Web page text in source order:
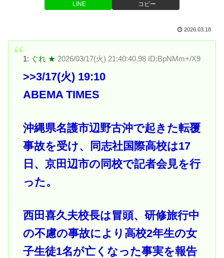
LINE コピー
2026.03.18
1: ぐれ ★ 2026/03/17(火) 21:40:40.98 ID:BpNMm+/X9
>>3/17(火) 19:10
ABEMA TIMES
沖縄県名護市辺野古沖で起きた転覆
事故を受け、同志社国際高校は17
日、京田辺市の同校で記者会見を行
った。
西田喜久夫校長は冒頭、研修旅行中
の不慮の事故により高校2年生の女
子生徒1名が亡くなった事実を報告